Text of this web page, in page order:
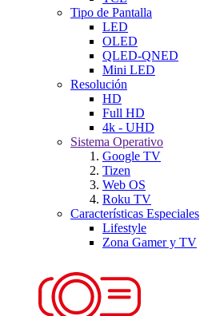
Tipo de Pantalla
LED
OLED
QLED-QNED
Mini LED
Resolución
HD
Full HD
4k - UHD
Sistema Operativo
Google TV
Tizen
Web OS
Roku TV
Características Especiales
Lifestyle
Zona Gamer y TV